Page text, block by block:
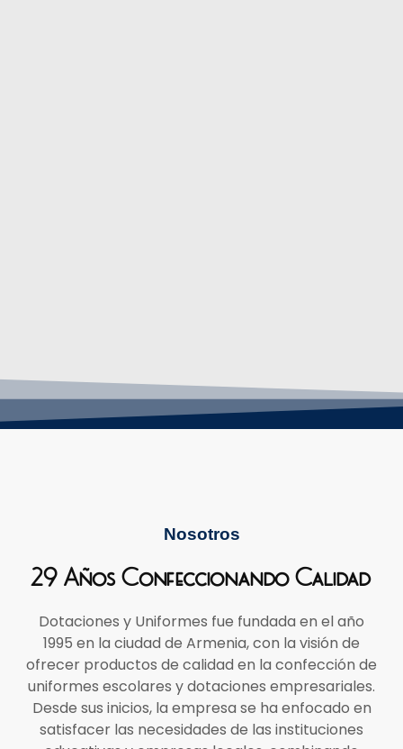
Nosotros
29 Años Confeccionando Calidad
Dotaciones y Uniformes fue fundada en el año
1995 en la ciudad de Armenia, con la visión de
ofrecer productos de calidad en la confección de
uniformes escolares y dotaciones empresariales.
Desde sus inicios, la empresa se ha enfocado en
satisfacer las necesidades de las instituciones